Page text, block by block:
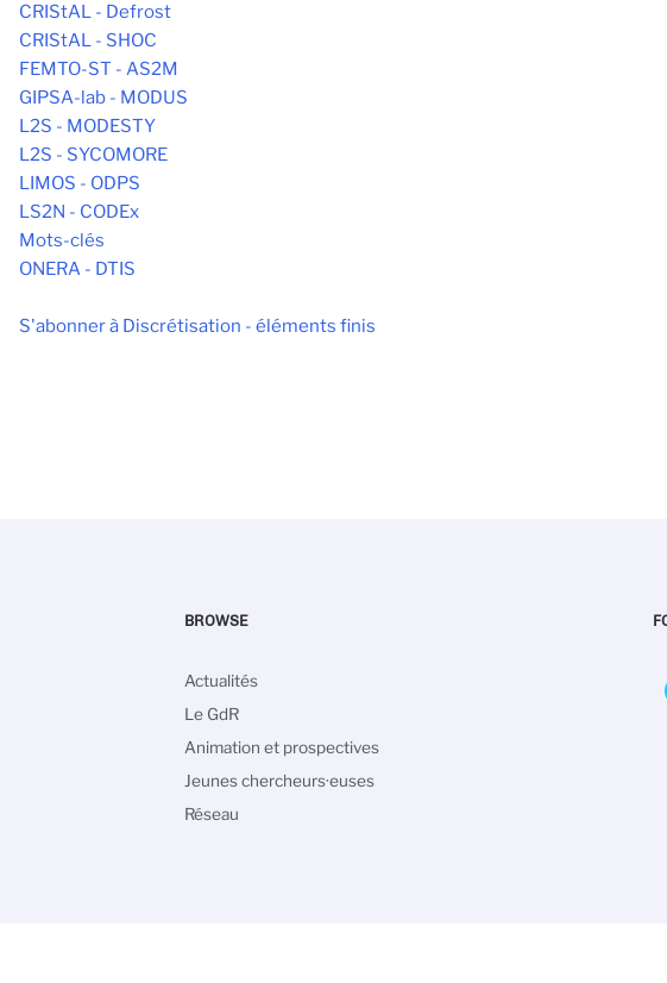
CRIStAL - Defrost
CRIStAL - SHOC
FEMTO-ST - AS2M
GIPSA-lab - MODUS
L2S - MODESTY
L2S - SYCOMORE
LIMOS - ODPS
LS2N - CODEx
Mots-clés
ONERA - DTIS
S'abonner à Discrétisation - éléments finis
BROWSE
Navigation
principale
Actualités
Le GdR
Animation et prospectives
Jeunes chercheurs·euses
Réseau